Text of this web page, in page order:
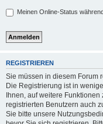
Meinen Online-Status
REGISTRIEREN
Sie müssen in diesem Forum
Die Registrierung ist in
Ihnen, auf weitere
registrierten Benutzern auch
Sie bitte unsere